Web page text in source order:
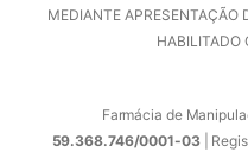
MEDIANTE APRESENTAÇÃO
HABILITADO
Farmácia de
59.368.746/0001-03|